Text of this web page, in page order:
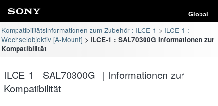
Global
Kompatibilitätsinformationen zum Zubehör : ILCE-1
ILCE-1 :
Wechselobjektiv [A-Mount]
ILCE-1 : SAL70300G Informationen zur
Kompatibilität
ILCE-1 - SAL70300G ｜Informationen zur
Kompatibilität